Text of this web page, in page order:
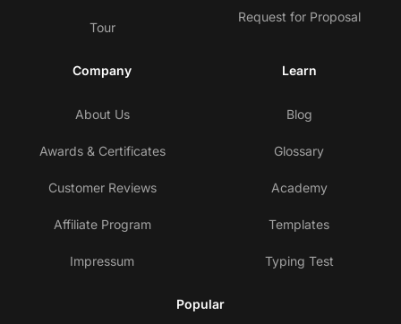
Tour
Request for Proposal
Company
About Us
Awards & Certificates
Customer Reviews
Affiliate Program
Impressum
Learn
Blog
Glossary
Academy
Templates
Typing Test
Popular